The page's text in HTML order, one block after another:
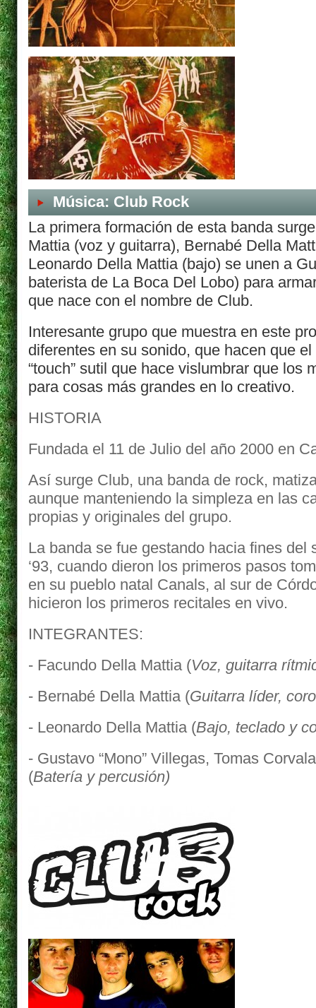
Música: Club Rock
La primera formación de esta banda
Mattia (voz y guitarra), Bernabé Della
Leonardo Della Mattia (bajo) se unen a
baterista de La Boca Del Lobo) para
que nace con el nombre de Club.
Interesante grupo que muestra en este
diferentes en su sonido, que hacen que
“touch” sutil que hace vislumbrar que los
para cosas más grandes en lo creativo.
HISTORIA
Fundada el 11 de Julio del año 2000 en
Así surge Club, una banda de rock,
aunque manteniendo la simpleza en las
propias y originales del grupo.
La banda se fue gestando hacia fines del
‘93, cuando dieron los primeros pasos
en su pueblo natal Canals, al sur de
hicieron los primeros recitales en vivo.
INTEGRANTES:
- Facundo Della Mattia (Voz, guitarra
- Bernabé Della Mattia (Guitarra líder,
- Leonardo Della Mattia (Bajo, teclado y
- Gustavo “Mono” Villegas, Tomas
(Batería y percusión)